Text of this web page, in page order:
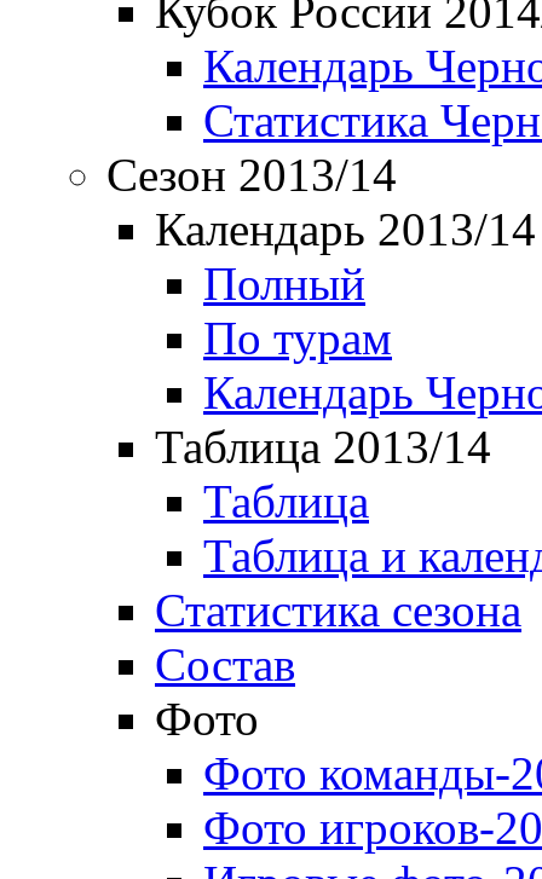
Кубок России
Календарь
Статистика
Сезон 2013/14
Календарь 2013/14
Полный
По турам
Календарь
Таблица 2013/14
Таблица
Таблица и
Статистика сезона
Состав
Фото
Фото команды-
Фото игроков-